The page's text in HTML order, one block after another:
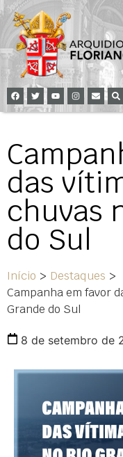
das
chuvas
do Sul
Início > Destaques >
Campanha em favor
Grande do Sul
8 de setembro de